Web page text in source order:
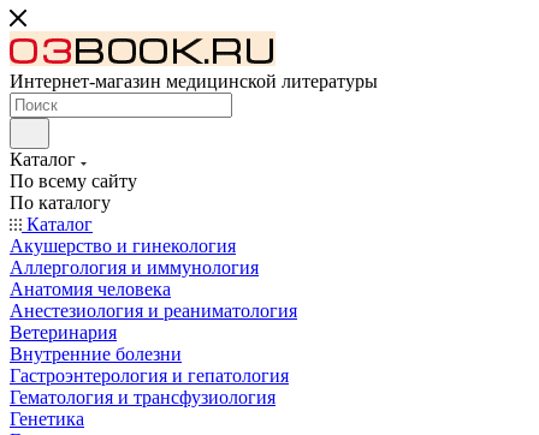
Интернет-магазин медицинской литературы
Каталог
По всему сайту
По каталогу
Каталог
Акушерство и гинекология
Аллергология и иммунология
Анатомия человека
Анестезиология и реаниматология
Ветеринария
Внутренние болезни
Гастроэнтерология и гепатология
Гематология и трансфузиология
Генетика